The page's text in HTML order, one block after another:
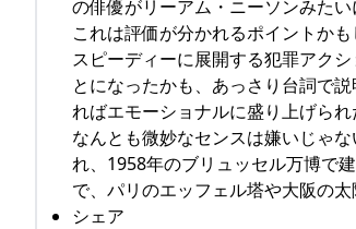
の俳優がリーアム・ニーソンみた
これは評価が分かれるポイントか
スピーディーに展開する犯罪アク
とになったかも、あっさり台詞で
ればエモーショナルに盛り上げら
なんとも微妙なセンスは嫌いじゃ
れ、1958年のブリュッセル万博で
で、パリのエッフェル塔や大阪の
シェア